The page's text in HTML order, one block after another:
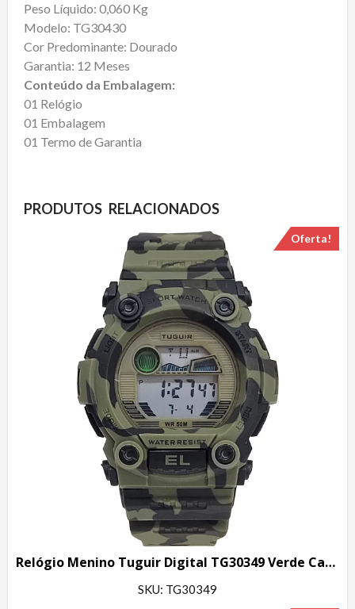
Peso Líquido: 0,060 Kg
Modelo: TG30430
Cor Predominante: Dourado
Garantia: 12 Meses
Conteúdo da Embalagem:
01 Relógio
01 Embalagem
01 Termo de Garantia
PRODUTOS RELACIONADOS
Oferta!
Relógio Menino Tuguir Digital TG30349 Verde Camuflado
SKU: TG30349